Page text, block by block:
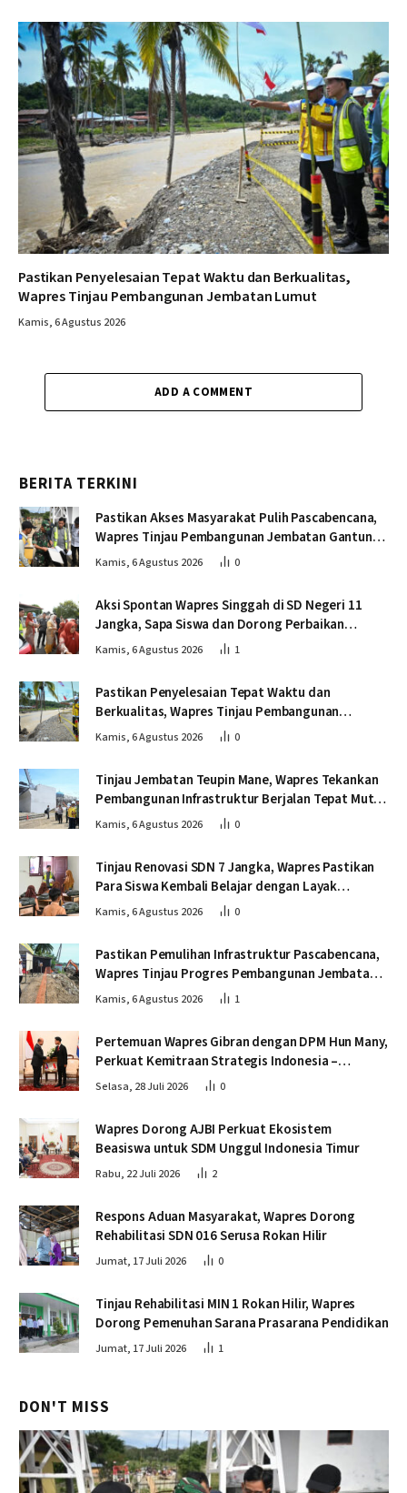
Pastikan Penyelesaian Tepat Waktu dan Berkualitas,
Wapres Tinjau Pembangunan Jembatan Lumut
Kamis, 6 Agustus 2026
ADD A COMMENT
BERITA TERKINI
Pastikan Akses Masyarakat Pulih Pascabencana,
Wapres Tinjau Pembangunan Jembatan Gantung
Kendawi
Kamis, 6 Agustus 2026 0
Aksi Spontan Wapres Singgah di SD Negeri 11
Jangka, Sapa Siswa dan Dorong Perbaikan
Sekolah
Kamis, 6 Agustus 2026 1
Pastikan Penyelesaian Tepat Waktu dan
Berkualitas, Wapres Tinjau Pembangunan
Jembatan Lumut
Kamis, 6 Agustus 2026 0
Tinjau Jembatan Teupin Mane, Wapres Tekankan
Pembangunan Infrastruktur Berjalan Tepat Mutu
dan Tepat Waktu
Kamis, 6 Agustus 2026 0
Tinjau Renovasi SDN 7 Jangka, Wapres Pastikan
Para Siswa Kembali Belajar dengan Layak
Pascabencana
Kamis, 6 Agustus 2026 0
Pastikan Pemulihan Infrastruktur Pascabencana,
Wapres Tinjau Progres Pembangunan Jembatan
Krueng Tingkeum Bireuen
Kamis, 6 Agustus 2026 1
Pertemuan Wapres Gibran dengan DPM Hun Many,
Perkuat Kemitraan Strategis Indonesia –
Kamboja
Selasa, 28 Juli 2026 0
Wapres Dorong AJBI Perkuat Ekosistem
Beasiswa untuk SDM Unggul Indonesia Timur
Rabu, 22 Juli 2026 2
Respons Aduan Masyarakat, Wapres Dorong
Rehabilitasi SDN 016 Serusa Rokan Hilir
Jumat, 17 Juli 2026 0
Tinjau Rehabilitasi MIN 1 Rokan Hilir, Wapres
Dorong Pemenuhan Sarana Prasarana Pendidikan
Jumat, 17 Juli 2026 1
DON'T MISS